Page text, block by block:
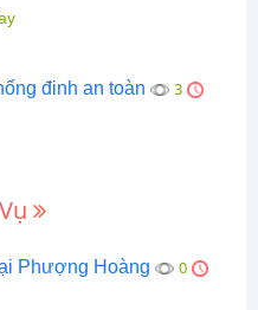
đinh an toàn
3
Phượng Hoàng
0